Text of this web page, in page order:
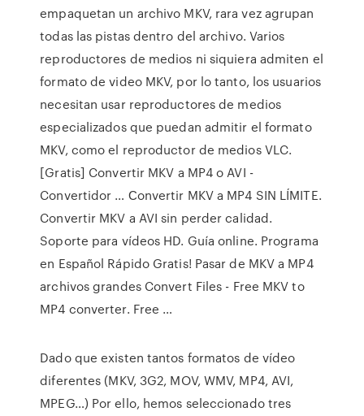
empaquetan un archivo MKV, rara vez agrupan
todas las pistas dentro del archivo. Varios
reproductores de medios ni siquiera admiten el
formato de video MKV, por lo tanto, los usuarios
necesitan usar reproductores de medios
especializados que puedan admitir el formato
MKV, como el reproductor de medios VLC.
[Gratis] Convertir MKV a MP4 o AVI -
Convertidor … Сonvertir MKV a MP4 SIN LÍMITE.
Convertir MKV a AVI sin perder calidad.
Soporte para vídeos HD. Guía online. Programa
en Español Rápido Gratis! Pasar de MKV a MP4
archivos grandes Convert Files - Free MKV to
MP4 converter. Free …
Dado que existen tantos formatos de vídeo
diferentes (MKV, 3G2, MOV, WMV, MP4, AVI,
MPEG…) Por ello, hemos seleccionado tres